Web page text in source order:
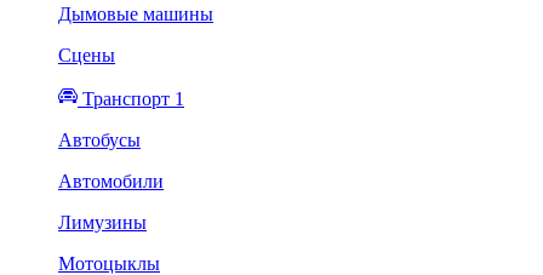
Дымовые машины
Сцены
Транспорт 1
Автобусы
Автомобили
Лимузины
Мотоцыклы